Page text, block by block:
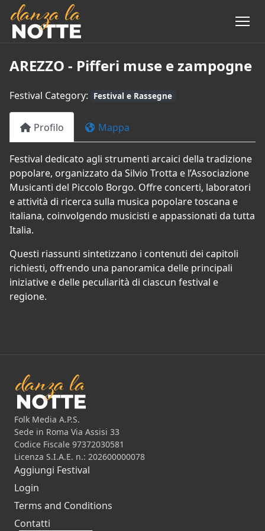
AREZZO - Pifferi muse e zampogne
Festival Category: Festival e Rassegne
Profilo Mappa
Festival dedicato agli strumenti arcaici della tradizione
popolare, organizzato da Silvio Trotta e l’Associazione
Musicanti del Piccolo Borgo. Offre concerti, laboratori
e attività di ricerca sulla musica popolare toscana e
italiana, coinvolgendo musicisti e appassionati da tutta
Italia.
Questi riassunti sintetizzano i contenuti dei capitoli
richiesti, offrendo una panoramica delle principali
iniziative e delle peculiarità di ciascun festival e
regione.
Folk Media A.P.S.
Sede in Roma Via Assisi 33
Codice Fiscale 97372030581
Licenza S.I.A.E. n.: 202600000078
Aggiungi Festival
Login
Terms and Conditions
Contatti